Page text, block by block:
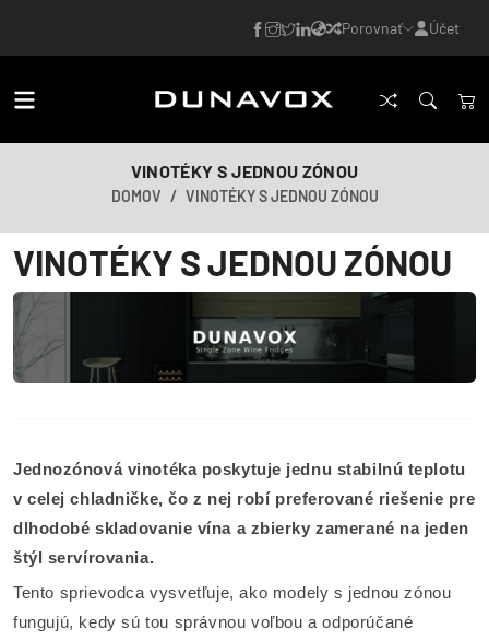
Porovnať Účet
VINOTÉKY S JEDNOU ZÓNOU
DOMOV VINOTÉKY S JEDNOU ZÓNOU
VINOTÉKY S JEDNOU ZÓNOU
Jednozónová vinotéka poskytuje jednu stabilnú teplotu
v celej chladničke, čo z nej robí preferované riešenie pre
dlhodobé skladovanie vína a zbierky zamerané na jeden
štýl servírovania.
Tento sprievodca vysvetľuje, ako modely s jednou zónou
fungujú, kedy sú tou správnou voľbou a odporúčané